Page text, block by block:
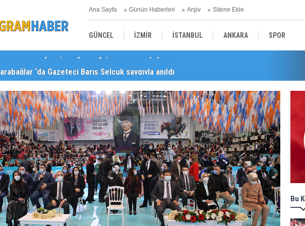
Ana Sayfa Günün Haberleri Arşiv Sitene Ekle
GÜNCEL İZMİR İSTANBUL ANKARA SPOR
Karabağlar ‘da Gazeteci Barış Selçuk saygıyla anıldı
Bu